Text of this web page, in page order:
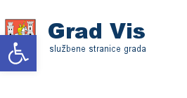
Open toolbar
to
content